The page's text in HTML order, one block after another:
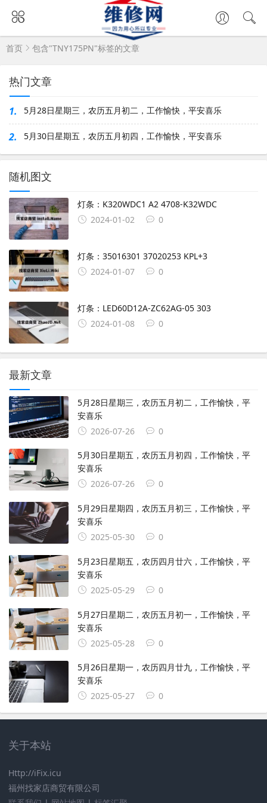
首页 包含"TNY175PN"标签的文章
热门文章
1. 5月28日星期三，农历五月初二，工作愉快，平安喜乐
2. 5月30日星期五，农历五月初四，工作愉快，平安喜乐
随机图文
灯条：K320WDC1 A2 4708-K32WDC
2024-01-02
0
灯条：35016301 37020253 KPL+3
2024-01-07
0
灯条：LED60D12A-ZC62AG-05 303
2024-01-08
0
最新文章
5月28日星期三，农历五月初二，工作愉快，平
安喜乐
2026-07-26
0
5月30日星期五，农历五月初四，工作愉快，平
安喜乐
2026-07-26
0
5月29日星期四，农历五月初三，工作愉快，平
安喜乐
2025-05-30
0
5月23日星期五，农历四月廿六，工作愉快，平
安喜乐
2025-05-29
0
5月27日星期二，农历五月初一，工作愉快，平
安喜乐
2025-05-28
0
5月26日星期一，农历四月廿九，工作愉快，平
安喜乐
2025-05-27
0
关于本站
Http://iFix.icu
福州找家店商贸有限公司